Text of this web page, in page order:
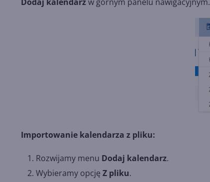
Importowanie kalendarza z pliku:
Rozwijamy menu Dodaj kalendarz.
Wybieramy opcję Z pliku.